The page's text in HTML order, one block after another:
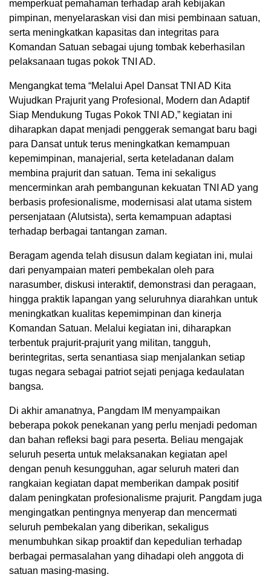
memperkuat pemahaman terhadap arah kebijakan
pimpinan, menyelaraskan visi dan misi pembinaan satuan,
serta meningkatkan kapasitas dan integritas para
Komandan Satuan sebagai ujung tombak keberhasilan
pelaksanaan tugas pokok TNI AD.
Mengangkat tema “Melalui Apel Dansat TNI AD Kita
Wujudkan Prajurit yang Profesional, Modern dan Adaptif
Siap Mendukung Tugas Pokok TNI AD,” kegiatan ini
diharapkan dapat menjadi penggerak semangat baru bagi
para Dansat untuk terus meningkatkan kemampuan
kepemimpinan, manajerial, serta keteladanan dalam
membina prajurit dan satuan. Tema ini sekaligus
mencerminkan arah pembangunan kekuatan TNI AD yang
berbasis profesionalisme, modernisasi alat utama sistem
persenjataan (Alutsista), serta kemampuan adaptasi
terhadap berbagai tantangan zaman.
Beragam agenda telah disusun dalam kegiatan ini, mulai
dari penyampaian materi pembekalan oleh para
narasumber, diskusi interaktif, demonstrasi dan peragaan,
hingga praktik lapangan yang seluruhnya diarahkan untuk
meningkatkan kualitas kepemimpinan dan kinerja
Komandan Satuan. Melalui kegiatan ini, diharapkan
terbentuk prajurit-prajurit yang militan, tangguh,
berintegritas, serta senantiasa siap menjalankan setiap
tugas negara sebagai patriot sejati penjaga kedaulatan
bangsa.
Di akhir amanatnya, Pangdam IM menyampaikan
beberapa pokok penekanan yang perlu menjadi pedoman
dan bahan refleksi bagi para peserta. Beliau mengajak
seluruh peserta untuk melaksanakan kegiatan apel
dengan penuh kesungguhan, agar seluruh materi dan
rangkaian kegiatan dapat memberikan dampak positif
dalam peningkatan profesionalisme prajurit. Pangdam juga
mengingatkan pentingnya menyerap dan mencermati
seluruh pembekalan yang diberikan, sekaligus
menumbuhkan sikap proaktif dan kepedulian terhadap
berbagai permasalahan yang dihadapi oleh anggota di
satuan masing-masing.